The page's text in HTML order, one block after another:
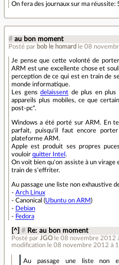
On fera des journaux sur ma
# au bon moment
Posté par bob le homard le 08
Je pense que cette volonté de
ARM est une excellente chose et
perception de ce qui est en train de
monde informatique.
Les gensdelaissent de plus en plus
appareils plus mobiles, ce que
post-pc".
Windows a été porté sur ARM. En
parfait, puisqu'il faut encore
plateforme ARM.
Apple est produit ses propres
vouloir quitter Intel .
On voit bien qu'on assiste à un virage
train de s'effriter.
Au passage une liste non exhaustive
- Arch Linux
- Canonical (Ubuntu on ARM)
- Debian
- Fedora
[^] # Re: au bon moment
Posté parJGO le 08 novembre 2012
modification le 08 novembre 2012 à
Au passage une liste non